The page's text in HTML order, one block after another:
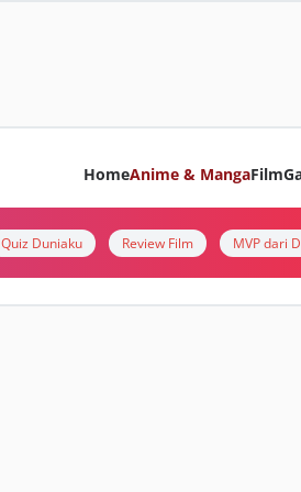
HomeAnime & MangaFilm
Quiz Duniaku Review Film MVP dari